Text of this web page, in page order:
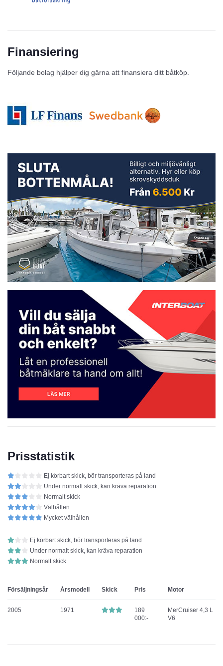
Finansiering
Följande bolag hjälper dig gärna att finansiera ditt båtköp.
Prisstatistik
Ej körbart skick, bör transporteras på land
Under normalt skick, kan kräva reparation
Normalt skick
Välhållen
Mycket välhållen
Ej körbart skick, bör transporteras på land
Under normalt skick, kan kräva reparation
Normalt skick
Försäljningsår Årsmodell Skick Pris Motor
2005 1971
189
000:-
MerCruiser 4,3 L
V6